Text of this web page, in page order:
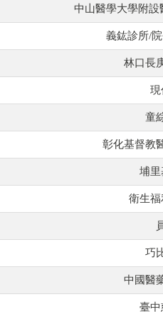
中山醫學大學附
義鈜診所/
林口長
現
童
彰化基督教
埔里
衛生
巧
中國醫
臺中